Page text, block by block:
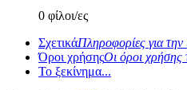
0 φίλοι/ες
ΣχετικάΠληροφορίες για την
Όροι χρήσηςΟι όροι χρήσης
Το ξεκίνημα...